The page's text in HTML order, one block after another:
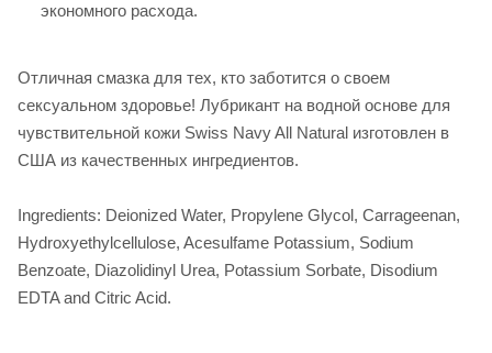
экономного расхода.
Отличная смазка для тех, кто заботится о своем
сексуальном здоровье! Лубрикант на водной основе для
чувствительной кожи Swiss Navy All Natural изготовлен в
США из качественных ингредиентов.
Ingredients: Deionized Water, Propylene Glycol, Carrageenan,
Hydroxyethylcellulose, Acesulfame Potassium, Sodium
Benzoate, Diazolidinyl Urea, Potassium Sorbate, Disodium
EDTA and Citric Acid.